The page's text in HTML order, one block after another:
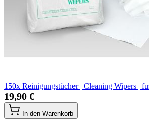
150x Reinigungstücher | Cleaning Wipers |
19,90 €
In den Warenkorb